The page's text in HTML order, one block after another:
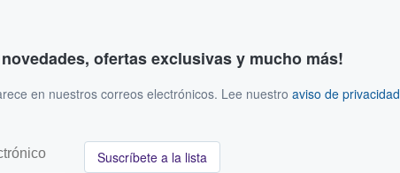
ofertas exclusivas y mucho más!
en nuestros correos electrónicos. Lee nuestro aviso de privacidad
Suscríbete a la lista